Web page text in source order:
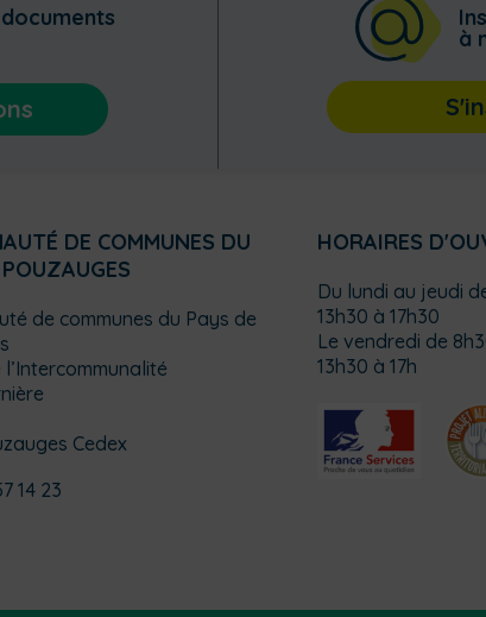
à
DE COMMUNES DU
de communes du Pays de
l’Intercommunalité
Cedex
14 23
HORAIRES
Du lundi au jeudi
13h30 à 17h30
Le vendredi de
13h30 à 17h